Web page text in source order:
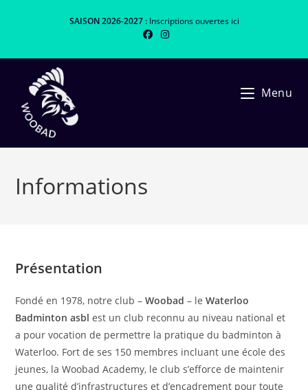
SAISON 2026-2027 :Inscriptions ouvertes ici
Menu
Informations
Présentation
Fondé en 1978, notre club –Woobad – leWaterloo
Badminton asbl est un club reconnu au niveau national et
a pour vocation de permettre la pratique du badminton à
Waterloo. Fort de ses 150 membres incluant une école des
jeunes, la Woobad Academy, le club s’efforce de maintenir
une qualité d’infrastructures et d’encadrement pour toute